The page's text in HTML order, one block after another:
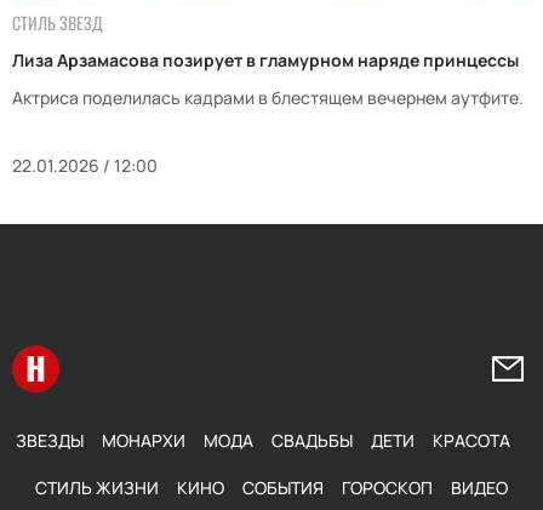
СТИЛЬ ЗВЕЗД
Лиза Арзамасова позирует в гламурном наряде принцессы
Актриса поделилась кадрами в блестящем вечернем аутфите.
22.01.2026 / 12:00
Перейти на главную
ЗВЕЗДЫ МОНАРХИ МОДА СВАДЬБЫ ДЕТИ КРАСОТА
СТИЛЬ ЖИЗНИ КИНО СОБЫТИЯ ГОРОСКОП ВИДЕО